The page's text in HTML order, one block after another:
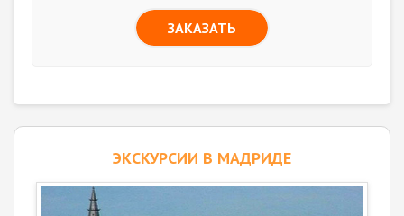
ЗАКАЗАТЬ
ЭКСКУРСИИ В МАДРИДЕ